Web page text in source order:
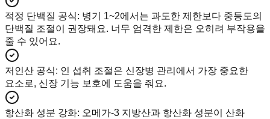
적정 단백질 공식: 병기 1~2에서는 과도한 제한보다 중등도의
단백질 조절이 권장돼요. 너무 엄격한 제한은 오히려 부작용을
줄 수 있어요.
저인산 공식: 인 섭취 조절은 신장병 관리에서 가장 중요한
요소로, 신장 기능 보호에 도움을 줘요.
항산화 성분 강화: 오메가-3 지방산과 항산화 성분이 산화